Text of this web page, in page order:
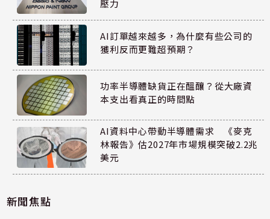
壓力
AI訂單越來越多，為什麼有些公司的
獲利反而更難超預期？
功率半導體缺貨正在醞釀？從大廠資
本支出看真正的時間點
AI資料中心帶動半導體需求 《麥克
林報告》估2027年市場規模突破2.2兆
美元
新聞焦點